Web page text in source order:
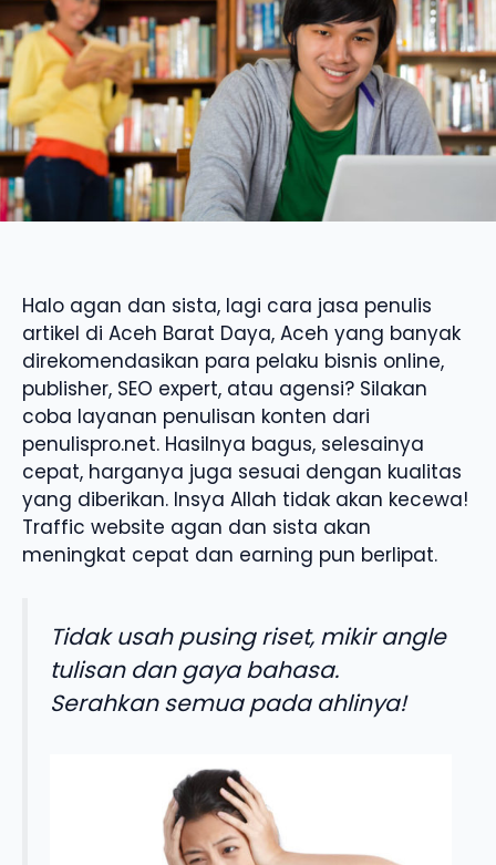
Halo agan dan sista, lagi cara jasa penulis
artikel di Aceh Barat Daya, Aceh yang banyak
direkomendasikan para pelaku bisnis online,
publisher, SEO expert, atau agensi? Silakan
coba layanan penulisan konten dari
penulispro.net. Hasilnya bagus, selesainya
cepat, harganya juga sesuai dengan kualitas
yang diberikan. Insya Allah tidak akan kecewa!
Traffic website agan dan sista akan
meningkat cepat dan earning pun berlipat.
Tidak usah pusing riset, mikir angle
tulisan dan gaya bahasa.
Serahkan semua pada ahlinya!